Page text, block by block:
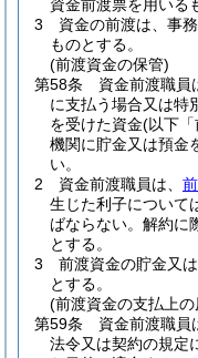
資金前渡票を用いる
3
資金の前渡は、事
ものとする。
(前渡資金の保管)
第58条
資金前渡職員
に支払う場合又は特
を受けた資金(以下「
機関に貯金又は預金
い。
2
資金前渡職員は、
生じた利子について
ばならない。 解約に
とする。
3
前渡資金の貯金又
とする。
(前渡資金の支払上の
第59条
資金前渡職員
法令又は契約の規定